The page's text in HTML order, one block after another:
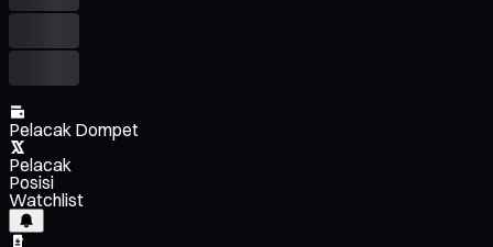
Pelacak Dompet
Pelacak
Posisi
Watchlist